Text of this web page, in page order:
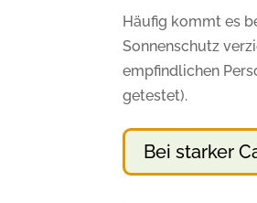
Häufig kommt es
Sonnenschutz
empfindlichen
getestet).
Bei starker